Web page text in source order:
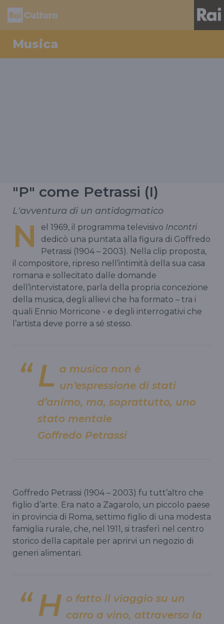
Musica
"P" come Petrassi (I)
L'avventura di un antidogmatico
N el 1969, il programma televisivo Incontri
dedicò una puntata alla figura di Goffredo
Petrassi (1904 – 2003). Nella clip proposta,
il compositore, ripreso nell’intimità della sua casa
romana e sollecitato dalle domande
dell’intervistatore, parla della propria concezione
della musica, degli allievi che ha formato – tra i
quali Ennio Morricone - e degli interrogativi che
l’artista deve porre a sé stesso.
L a musica non è
un’espressione di stati
d’animo, ma, soprattutto, uno
stato mentale
Goffredo Petrassi
Goffredo Petrassi (1904 – 2003) fu tutt’altro che
figlio d’arte. Era nato a Zagarolo, un piccolo paese
in provincia di Roma, settimo figlio di una modesta
famiglia rurale, che, nel 1911, si trasferì nel centro
storico della capitale per aprirvi un negozio di
generi alimentari.
H o fatto il viaggio su un
carro a vino, attraverso la